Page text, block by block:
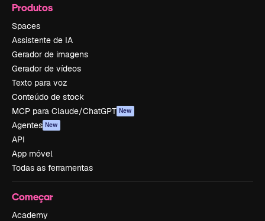
Produtos
Spaces
Assistente de IA
Gerador de imagens
Gerador de vídeos
Texto para voz
Conteúdo de stock
MCP para Claude/ChatGPT New
Agentes New
API
App móvel
Todas as ferramentas
Começar
Academy